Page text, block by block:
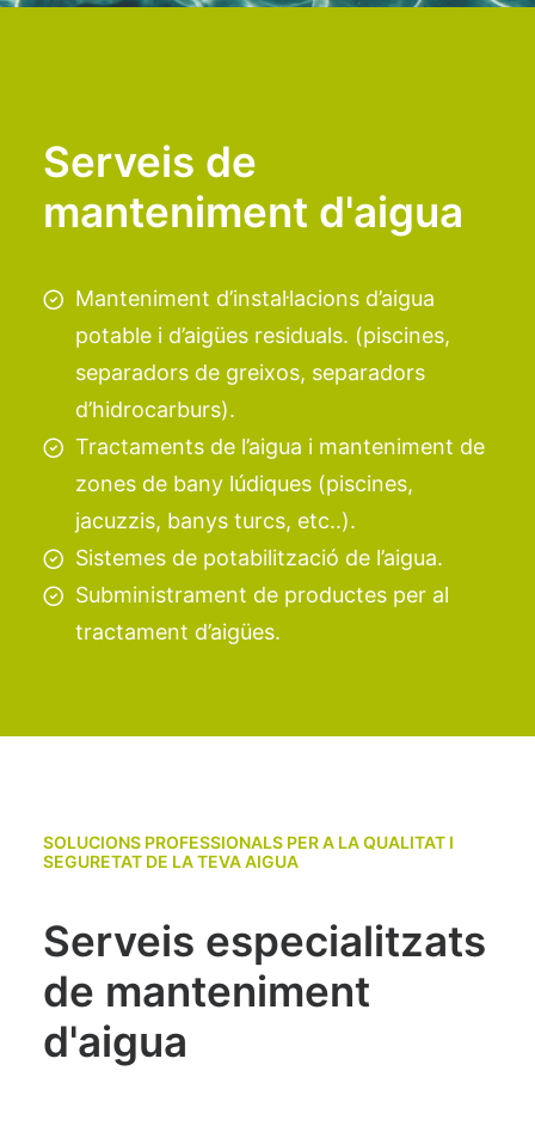
Serveis de
manteniment d'aigua
Manteniment d’instal·lacions d’aigua
potable i d’aigües residuals. (piscines,
separadors de greixos, separadors
d’hidrocarburs).
Tractaments de l’aigua i manteniment de
zones de bany lúdiques (piscines,
jacuzzis, banys turcs, etc..).
Sistemes de potabilització de l’aigua.
Subministrament de productes per al
tractament d’aigües.
SOLUCIONS PROFESSIONALS PER A LA QUALITAT I
SEGURETAT DE LA TEVA AIGUA
Serveis especialitzats
de manteniment
d'aigua